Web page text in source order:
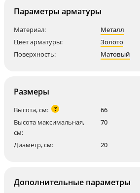
Параметры арматуры
Материал:
Металл
Цвет арматуры:
Золото
Поверхность:
Матовый
Размеры
Высота, см: ?
66
Высота максимальная,
см:
70
Диаметр, см: 20
Дополнительные параметры